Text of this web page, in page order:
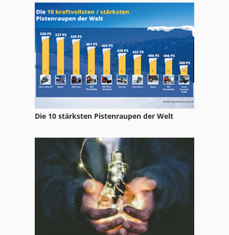
Klepelmaaier
Kreiselmäher
Kverneland Grubber
Maehwerk
Mähwerk
Müthing Mulcher
Schell Mähwerk
Die 10 stärksten Pistenraupen der Welt